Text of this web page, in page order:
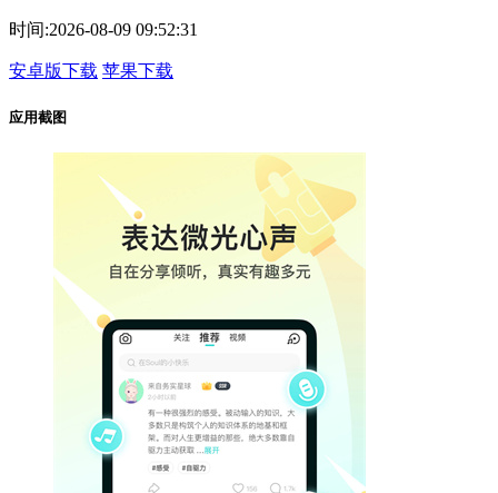
时间:2026-08-09 09:52:31
安卓版下载 苹果下载
应用截图